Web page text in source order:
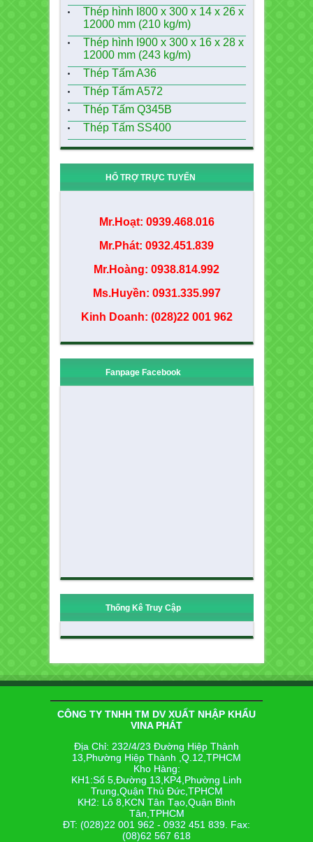
Thép hình I800 x 300 x 14 x 26 x
12000 mm (210 kg/m)
Thép hình I900 x 300 x 16 x 28 x
12000 mm (243 kg/m)
Thép Tấm A36
Thép Tấm A572
Thép Tấm Q345B
Thép Tấm SS400
HỔ TRỢ TRỰC TUYẾN
Mr.Hoạt: 0939.468.016
Mr.Phát: 0932.451.839
Mr.Hoàng: 0938.814.992
Ms.Huyền: 0931.335.997
Kinh Doanh: (028)22 001 962
Fanpage Facebook
Thống Kê Truy Cập
CÔNG TY TNHH TM DV XUẤT NHẬP KHẨU
VINA PHÁT
Địa Chỉ: 232/4/23 Đường Hiệp Thành
13,Phường Hiệp Thành ,Q.12,TPHCM
Kho Hàng:
KH1:Số 5,Đường 13,KP4,Phường Linh
Trung,Quận Thủ Đức,TPHCM
KH2: Lô 8,KCN Tân Tạo,Quận Bình
Tân,TPHCM
ĐT: (028)22 001 962 - 0932 451 839. Fax:
(08)62 567 618